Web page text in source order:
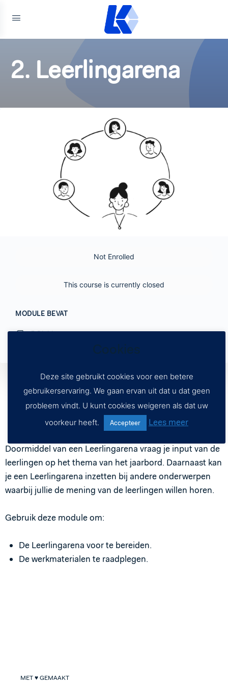
2. Leerlingarena
Doormiddel van een Leerlingarena vraag je input van de
leerlingen op het thema van het jaarbord. Daarnaast kan
je een Leerlingarena inzetten bij andere onderwerpen
waarbij jullie de mening van de leerlingen willen horen.
Gebruik deze module om:
De Leerlingarena voor te bereiden.
De werkmaterialen te raadplegen.
Not Enrolled
This course is currently closed
MODULE BEVAT
5 Blokken
MET ♥ GEMAAKT
Cookies
Deze site gebruikt cookies voor een betere
gebruikerservaring. We gaan ervan uit dat u dat geen
probleem vindt. U kunt cookies weigeren als dat uw
voorkeur heeft.
Accepteer Lees meer